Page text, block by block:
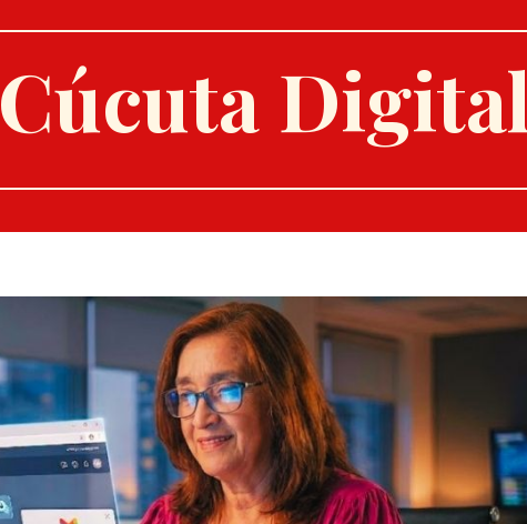
Cúcuta Digital